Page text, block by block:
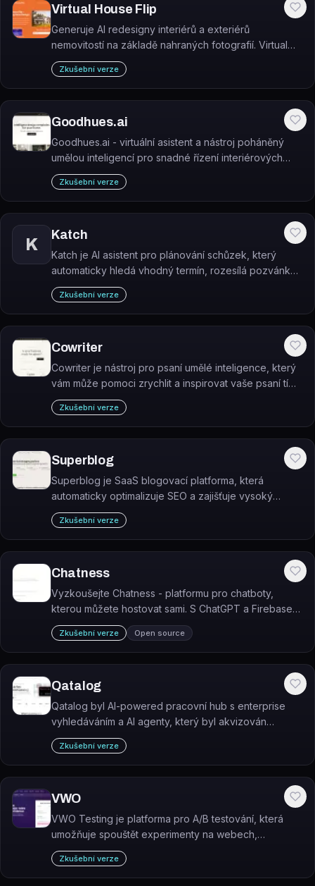
Virtual House Flip
Generuje AI redesigny interiérů a exteriérů
nemovitostí na základě nahraných fotografií. Virtual
House Flip je webový nástroj pro virtuální přeměnu
domů určený majitelům, designérům i realitním
investorům.
Zkušební verze
Goodhues.ai
Goodhues.ai - virtuální asistent a nástroj poháněný
umělou inteligencí pro snadné řízení interiérových
designových projektů. Vyzkoušejte zdarma! #design
assistant
Zkušební verze
K
Katch
Katch je AI asistent pro plánování schůzek, který
automaticky hledá vhodný termín, rozesílá pozvánky
a synchronizuje vše s kalendářem – ovládaný přes e-
mail nebo WhatsApp.
Zkušební verze
Cowriter
Cowriter je nástroj pro psaní umělé inteligence, který
vám může pomoci zrychlit a inspirovat vaše psaní tím,
že pro vás generuje obsah. Stačí se jen zeptat a
Cowriter se postará o zbytek.
Zkušební verze
Superblog
Superblog je SaaS blogovací platforma, která
automaticky optimalizuje SEO a zajišťuje vysoký
výkon blogu bez nutnosti technické údržby.
Zkušební verze
Chatness
Vyzkoušejte Chatness - platformu pro chatboty,
kterou můžete hostovat sami. S ChatGPT a Firebase
je snadné integrovat chatboty na vaše webové
stránky.
Zkušební verze Open source
Qatalog
Qatalog byl AI-powered pracovní hub s enterprise
vyhledáváním a AI agenty, který byl akvizován
platformou ClickUp.
Zkušební verze
VWO
VWO Testing je platforma pro A/B testování, která
umožňuje spouštět experimenty na webech,
mobilních aplikacích i serverové vrstvě za účelem
zvýšení konverzního poměru.
Zkušební verze